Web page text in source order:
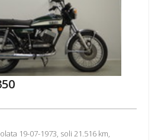
19-07-1973, soli 21.516 km,